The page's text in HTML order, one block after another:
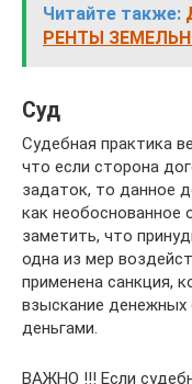
Читайте также:
РЕНТЫ
Суд
Судебная практика
что если сторона
задаток, то данное
как необоснованное
заметить, что
одна из мер
применена санкция,
взыскание денежных
деньгами.
ВАЖНО !!! Если